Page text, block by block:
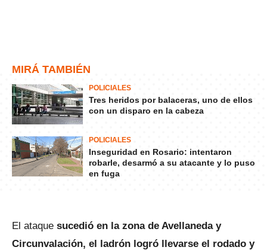
MIRÁ TAMBIÉN
POLICIALES
Tres heridos por balaceras, uno de ellos
con un disparo en la cabeza
POLICIALES
Inseguridad en Rosario: intentaron
robarle, desarmó a su atacante y lo puso
en fuga
El ataque sucedió en la zona de Avellaneda y
Circunvalación, el ladrón logró llevarse el rodado y